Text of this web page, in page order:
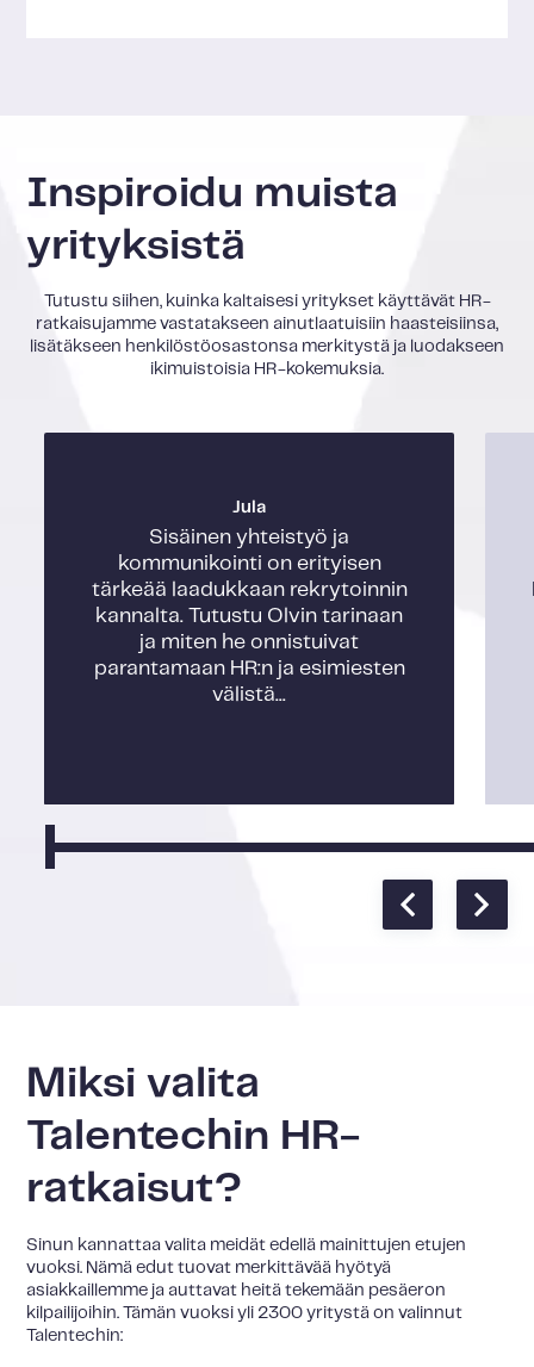
Inspiroidu muista
yrityksistä
Tutustu siihen, kuinka kaltaisesi yritykset käyttävät HR-
ratkaisujamme vastatakseen ainutlaatuisiin haasteisiinsa,
lisätäkseen henkilöstöosastonsa merkitystä ja luodakseen
ikimuistoisia HR-kokemuksia.
Jula
Sisäinen yhteistyö ja
kommunikointi on erityisen
tärkeää laadukkaan rekrytoinnin
kannalta. Tutustu Olvin tarinaan
ja miten he onnistuivat
parantamaan HR:n ja esimiesten
välistä...
Miksi valita
Talentechin HR-
ratkaisut?
Sinun kannattaa valita meidät edellä mainittujen etujen
vuoksi. Nämä edut tuovat merkittävää hyötyä
asiakkaillemme ja auttavat heitä tekemään pesäeron
kilpailijoihin. Tämän vuoksi yli 2300 yritystä on valinnut
Talentechin: